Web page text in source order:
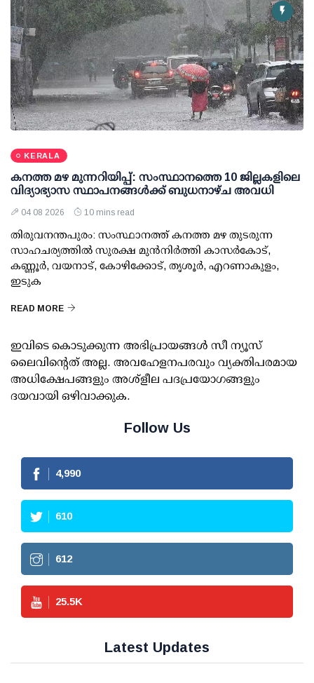
KERALA
കനത്ത മഴ മുന്നറിയിപ്പ്: സംസ്ഥാനത്തെ 10 ജില്ലകളിലെ
വിദ്യാഭ്യാസ സ്ഥാപനങ്ങള്‍ക്ക് ബുധനാഴ്ച അവധി
04 08 2026 10 mins read
തിരുവനന്തപുരം: സംസ്ഥാനത്ത് കനത്ത മഴ തുടരുന്ന
സാഹചര്യത്തില്‍ സുരക്ഷ മുന്‍നിര്‍ത്തി കാസര്‍കോട്,
കണ്ണൂര്‍, വയനാട്, കോഴിക്കോട്, തൃശൂര്‍, എറണാകുളം,
ഇടുക
READ MORE
ഇവിടെ കൊടുക്കുന്ന അഭിപ്രായങ്ങള്‍ സീ ന്യൂസ്
ലൈവിന്റെത് അല്ല. അവഹേളനപരവും വ്യക്തിപരമായ
അധിക്ഷേപങ്ങളും അശ്‌ളീല പദപ്രയോഗങ്ങളും
ദയവായി ഒഴിവാക്കുക.
Follow Us
4,990
610
612
25.5K
Latest Updates